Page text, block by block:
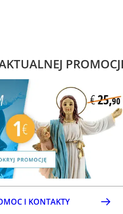
I KONTAKTY